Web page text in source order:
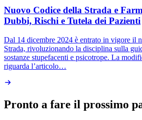
Nuovo Codice della Strada e
Dubbi, Rischi e Tutela dei Pazienti
Dal 14 dicembre 2024 è entrato in vigore il
Strada, rivoluzionando la disciplina sulla
sostanze stupefacenti e psicotrope. La
riguarda l’articolo…
Pronto a fare il prossimo